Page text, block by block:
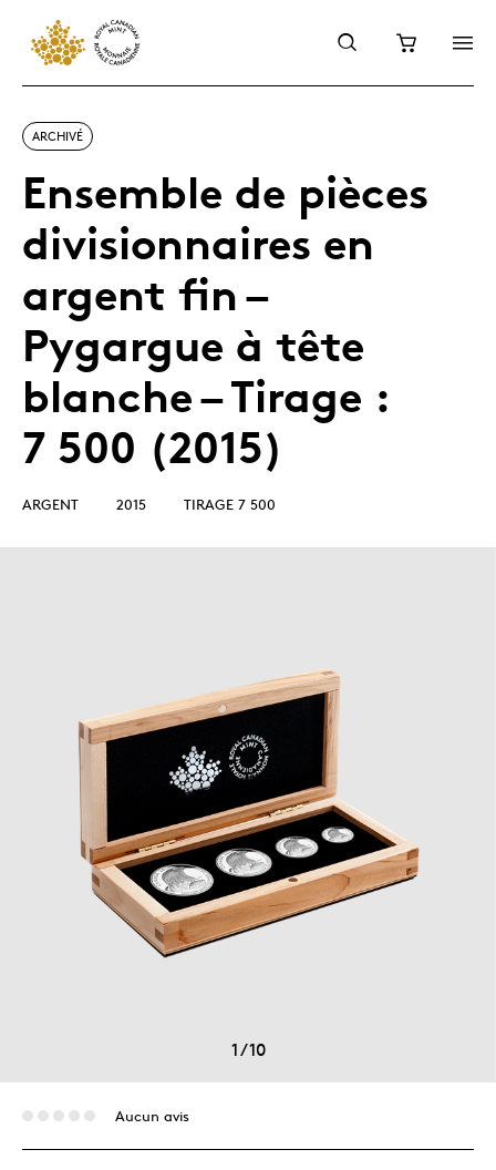
ARCHIVÉ
Ensemble de pièces
divisionnaires en
argent fin –
Pygargue à tête
blanche – Tirage :
7 500 (2015)
ARGENT 2015 TIRAGE 7 500
1/10
Aucun avis